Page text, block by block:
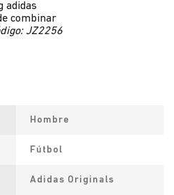
adidas
combinar
JZ2256
Hombre
Fútbol
Adidas Originals